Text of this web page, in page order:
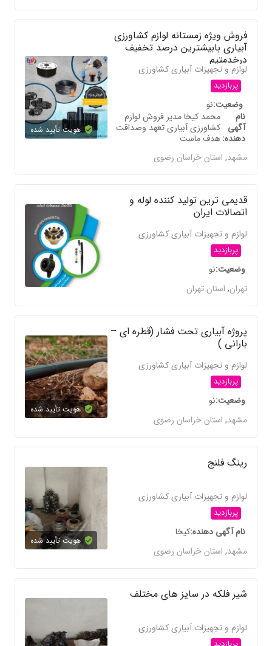
فروش ویژه زمستانه لوازم کشاورزی
آبیاری بابیشترین درصد تخفیف
درخدمتیم
لوازم و تجهیزات آبیاری کشاورزی
پربازدید
وضعیتنو
نام
آگهی
دهنده
محمد کیخا مدیر فروش لوازم
کشاورزی آبیاری تعهد وصداقت
هدف ماست
مشهد,استان خراسان رضوی
هویت تأیید شده
قدیمی ترین تولید کننده لوله و
اتصالات ایران
لوازم و تجهیزات آبیاری کشاورزی
پربازدید
وضعیتنو
تهران,استان تهران
پروژه آبیاری تحت فشار (قطره ای –
بارانی )
لوازم و تجهیزات آبیاری کشاورزی
پربازدید
وضعیتنو
مشهد,استان خراسان رضوی
هویت تأیید شده
رینگ فلنج
لوازم و تجهیزات آبیاری کشاورزی
پربازدید
نام آگهی دهندهکیخا
مشهد,استان خراسان رضوی
هویت تأیید شده
شیر فلکه در سایز های مختلف
لوازم و تجهیزات آبیاری کشاورزی